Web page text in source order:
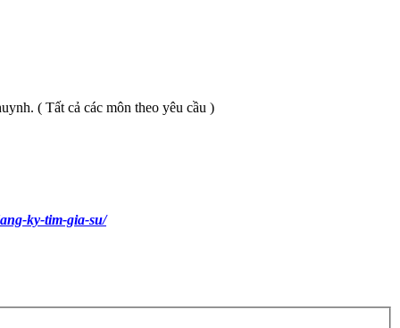
( Tất cả các môn theo yêu cầu )
ky-tim-gia-su/